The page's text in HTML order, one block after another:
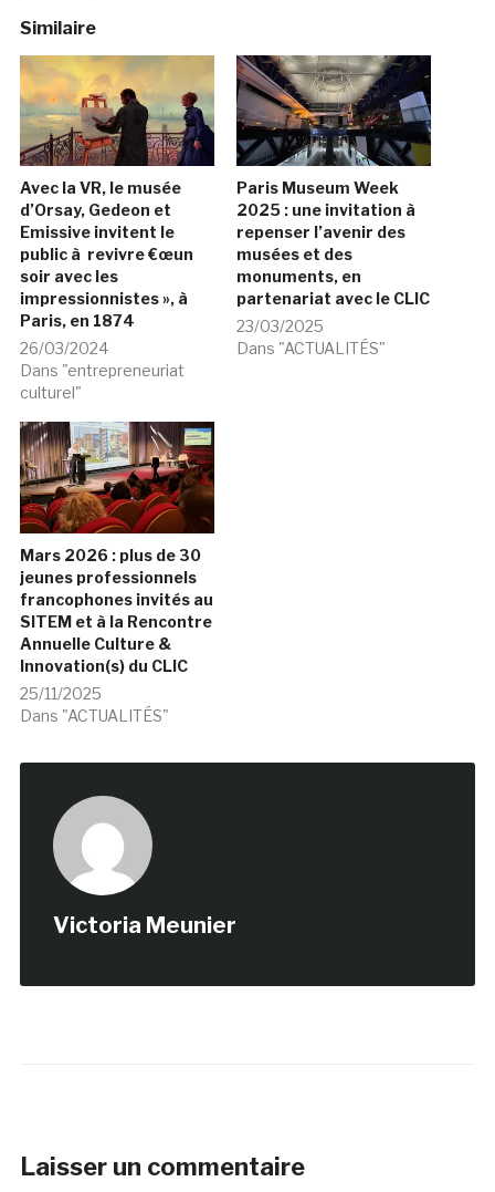
Similaire
Avec la VR, le musée
d’Orsay, Gedeon et
Emissive invitent le
public à revivre €œun
soir avec les
impressionnistes », à
Paris, en 1874
26/03/2024
Dans "entrepreneuriat
culturel"
Paris Museum Week
2025 : une invitation à
repenser l’avenir des
musées et des
monuments, en
partenariat avec le CLIC
23/03/2025
Dans "ACTUALITÉS"
Mars 2026 : plus de 30
jeunes professionnels
francophones invités au
SITEM et à la Rencontre
Annuelle Culture &
Innovation(s) du CLIC
25/11/2025
Dans "ACTUALITÉS"
Victoria Meunier
Laisser un commentaire